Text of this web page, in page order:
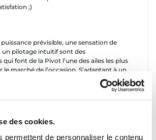
des cookies.
permettent de personnaliser le contenu
;)
prévisible, une sensation de
un pilotage intuitif sont des
qui font de la Pivot l’une des ailes les plus
le marché de l’occasion. S’adaptant à un
de conditions de vent et de vagues,
un aspect ratio modéré pour une
augmentation minimale de la
les virages - pour pouvoir faire des virages